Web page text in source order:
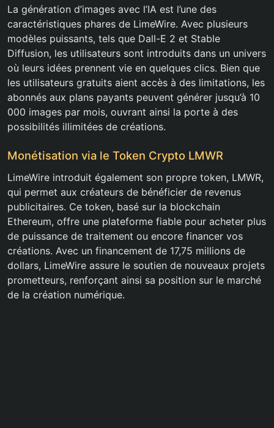
La génération d’images avec l’IA est l’une des
caractéristiques phares de LimeWire. Avec plusieurs
modèles puissants, tels que Dall-E 2 et Stable
Diffusion, les utilisateurs sont introduits dans un univers
où leurs idées prennent vie en quelques clics. Bien que
les utilisateurs gratuits aient accès à des limitations, les
abonnés aux plans payants peuvent générer jusqu’à 10
000 images par mois, ouvrant ainsi la porte à des
possibilités illimitées de créations.
Monétisation via le Token Crypto LMWR
LimeWire introduit également son propre token, LMWR,
qui permet aux créateurs de bénéficier de revenus
publicitaires. Ce token, basé sur la blockchain
Ethereum, offre une plateforme fiable pour acheter plus
de puissance de traitement ou encore financer vos
créations. Avec un financement de 17,75 millions de
dollars, LimeWire assure le soutien de nouveaux projets
prometteurs, renforçant ainsi sa position sur le marché
de la création numérique.